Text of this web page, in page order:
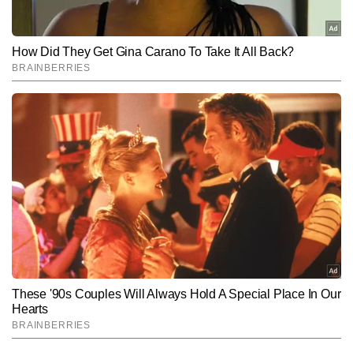
Hindi News Auto
शिवानी कोटनाला
शिवानी कोटनाला टाइम्स नाउ नवभारत डिजिटल में सीनियर कॉपी एडिटर के पद पर
कार्यरत हैं। पत्रकारिता के करियर में 3 साल से ज्यादा के अनुभव के साथ शिवानी
ने बिजनेस और टेक से जुड़ी खबरों पर काम किया है। यूटीलिटी, शेयर बाजार,
पर्सनल फाइनेंस, बैंकिंग से जुड़ी खबरों पर वह लगातार लिख रही हैं। शिवानी ने
डिजिटल के साथ-साथ न्यूज एजेंसी में भी काम किया है।
और पढ़ें
Follow Us:
Subscribe to our daily Newsletter!